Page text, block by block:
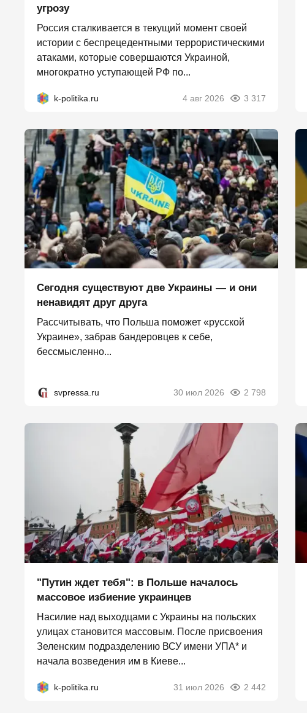
угрозу
Россия сталкивается в текущий момент своей
истории с беспрецедентными террористическими
атаками, которые совершаются Украиной,
многократно уступающей РФ по...
k-politika.ru 4 авг 2026 3 317
Сегодня существуют две Украины — и они
ненавидят друг друга
Рассчитывать, что Польша поможет «русской
Украине», забрав бандеровцев к себе,
бессмысленно...
svpressa.ru 30 июл 2026 2 798
"Путин ждет тебя": в Польше началось
массовое избиение украинцев
Насилие над выходцами с Украины на польских
улицах становится массовым. После присвоения
Зеленским подразделению ВСУ имени УПА* и
начала возведения им в Киеве...
k-politika.ru 31 июл 2026 2 442